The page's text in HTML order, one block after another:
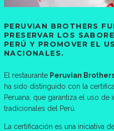
PERUVIAN BROTHERS
PRESERVAR LOS
PERÚ Y PROMOVER EL
NACIONALES.
El restaurante Peruvian
ha sido distinguido con la
Peruana, que garantiza el uso
tradicionales del Perú.
La certificación es una iniciativa